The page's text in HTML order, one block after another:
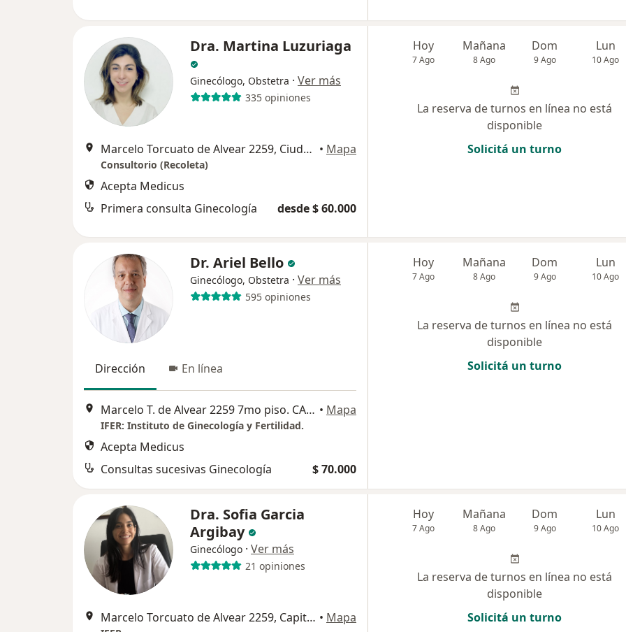
Dra. Martina Luzuriaga
Ginecólogo, Obstetra · Ver más
335 opiniones
Marcelo Torcuato de Alvear 2259, Ciudad Autónoma de Buenos Aires • Mapa
Consultorio (Recoleta)
Acepta Medicus
Primera consulta Ginecología
desde $ 60.000
Hoy
7 Ago
Mañana
8 Ago
Dom
9 Ago
Lun
10 Ago
La reserva de turnos en línea no está
disponible
Solicitá un turno
Dr. Ariel Bello
Ginecólogo, Obstetra · Ver más
595 opiniones
Dirección En línea
Marcelo T. de Alvear 2259 7mo piso. CABA, Capital Federal • Mapa
IFER: Instituto de Ginecología y Fertilidad.
Acepta Medicus
Consultas sucesivas Ginecología
$ 70.000
Hoy
7 Ago
Mañana
8 Ago
Dom
9 Ago
Lun
10 Ago
La reserva de turnos en línea no está
disponible
Solicitá un turno
Dra. Sofia Garcia
Argibay
Ginecólogo · Ver más
21 opiniones
Marcelo Torcuato de Alvear 2259, Capital Federal • Mapa
Hoy
7 Ago
Mañana
8 Ago
Dom
9 Ago
Lun
10 Ago
La reserva de turnos en línea no está
disponible
Solicitá un turno